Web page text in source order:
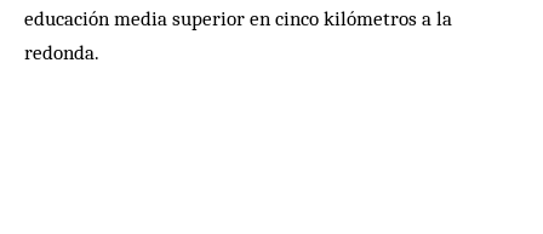
educación media superior en cinco kilómetros a la
redonda.